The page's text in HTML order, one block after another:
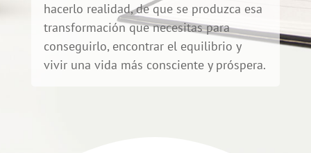
hacerlo realidad, de que se produzca esa
transformación que necesitas para
conseguirlo, encontrar el equilibrio y
vivir una vida más consciente y próspera.